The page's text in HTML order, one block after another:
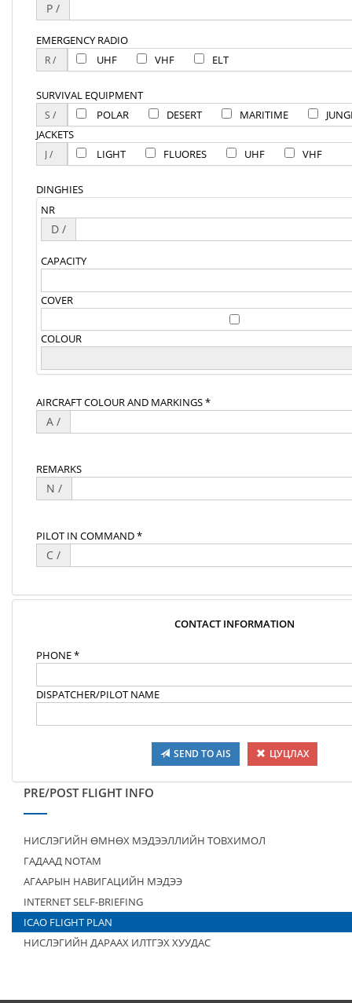
P /
EMERGENCY RADIO
UHF
VHF ELT
SURVIVAL EQUIPMENT
POLAR
DESERT MARITIME
JACKETS
LIGHT
FLUORES UHF VHF
DINGHIES
NR
D /
CAPACITY
COVER
COLOUR
AIRCRAFT COLOUR AND MARKINGS *
A /
REMARKS
N /
PILOT IN COMMAND *
C /
CONTACT INFORMATION
PHONE *
DISPATCHER/PILOT NAME
SEND TO AIS ЦУЦЛАХ
PRE/POST FLIGHT INFO
НИСЛЭГИЙН ӨМНӨХ МЭДЭЭЛЛИЙН ТОВХИМОЛ
ГАДААД NOTAM
АГААРЫН НАВИГАЦИЙН МЭДЭЭ
INTERNET SELF-BRIEFING
ICAO FLIGHT PLAN
НИСЛЭГИЙН ДАРААХ ИЛТГЭХ ХУУДАС